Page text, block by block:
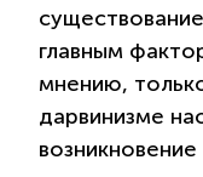
главным
мнению,
дарвинизме